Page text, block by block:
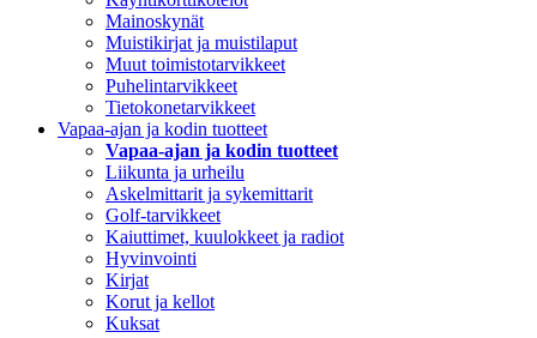
Mainoskynät
Muistikirjat ja muistilaput
Muut toimistotarvikkeet
Puhelintarvikkeet
Tietokonetarvikkeet
Vapaa-ajan ja kodin tuotteet
Vapaa-ajan ja kodin tuotteet
Liikunta ja urheilu
Askelmittarit ja sykemittarit
Golf-tarvikkeet
Kaiuttimet, kuulokkeet ja radiot
Hyvinvointi
Kirjat
Korut ja kellot
Kuksat